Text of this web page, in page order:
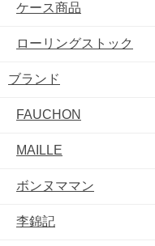
ケース商品
ローリングストック
ブランド
FAUCHON
MAILLE
ボンヌママン
李錦記